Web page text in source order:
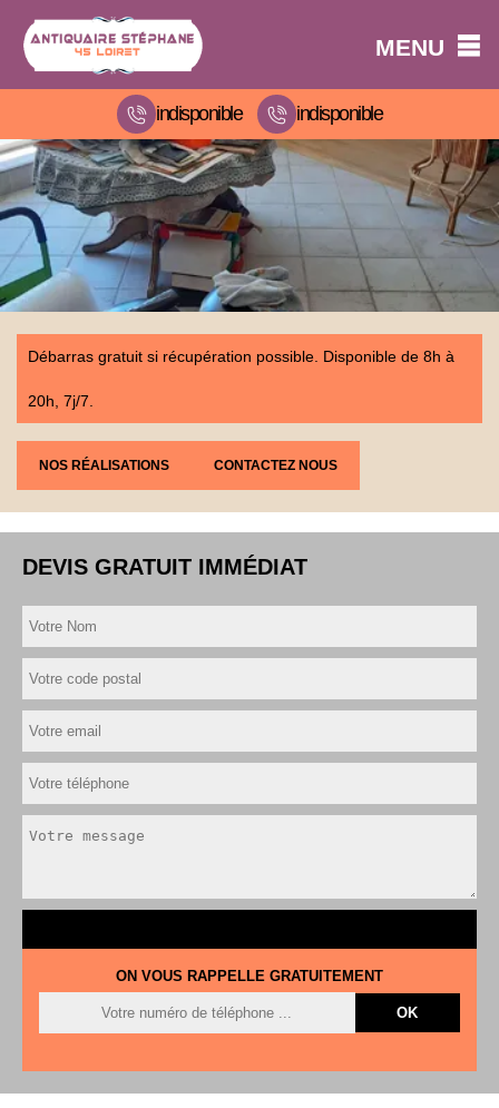
MENU
indisponible indisponible
Débarras gratuit si récupération possible. Disponible de 8h à
20h, 7j/7.
NOS RÉALISATIONS CONTACTEZ NOUS
DEVIS GRATUIT IMMÉDIAT
ON VOUS RAPPELLE GRATUITEMENT